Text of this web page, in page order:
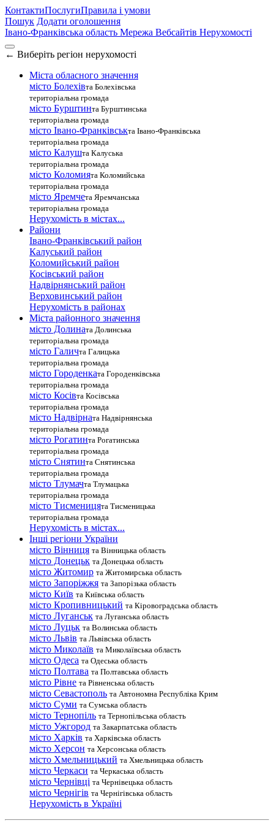
КонтактиПослугиПравила і умови
Пошук Додати оголошення
Івано-Франківська область Мережа Вебсайтів Нерухомості
← Виберіть регіон нерухомості
Міста обласного значення
місто Болехівта Болехівська
територіальна громада
місто Бурштинта Бурштинська
територіальна громада
місто Івано-Франківськта Івано-Франківська
територіальна громада
місто Калушта Калуська
територіальна громада
місто Коломията Коломийська
територіальна громада
місто Яремчета Яремчанська
територіальна громада
Нерухомість в містах...
Райони
Івано-Франківський район
Калуський район
Коломийський район
Косівський район
Надвірнянський район
Верховинський район
Нерухомість в районах
Міста районного значення
місто Долината Долинська
територіальна громада
місто Галичта Галицька
територіальна громада
місто Городенката Городенківська
територіальна громада
місто Косівта Косівська
територіальна громада
місто Надвірната Надвірнянська
територіальна громада
місто Рогатинта Рогатинська
територіальна громада
місто Снятинта Снятинська
територіальна громада
місто Тлумачта Тлумацька
територіальна громада
місто Тисменицята Тисменицька
територіальна громада
Нерухомість в містах...
Інші регіони України
місто Вінниця та Вінницька область
місто Донецьк та Донецька область
місто Житомир та Житомирська область
місто Запоріжжя та Запорізька область
місто Київ та Київська область
місто Кропивницький та Кіровоградська область
місто Луганськ та Луганська область
місто Луцьк та Волинська область
місто Львів та Львівська область
місто Миколаїв та Миколаївська область
місто Одеса та Одеська область
місто Полтава та Полтавська область
місто Рівне та Рівненська область
місто Севастополь та Автономна Республіка Крим
місто Суми та Сумська область
місто Тернопіль та Тернопільська область
місто Ужгород та Закарпатська область
місто Харків та Харківська область
місто Херсон та Херсонська область
місто Хмельницький та Хмельницька область
місто Черкаси та Черкаська область
місто Чернівці та Чернівецька область
місто Чернігів та Чернігівська область
Нерухомість в Україні